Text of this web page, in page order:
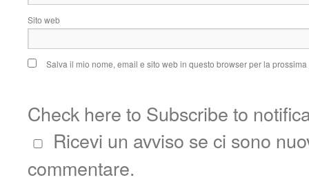
Sito web
Salva il mio nome, email e sito web in questo browser per la
Check here to Subscribe to
Ricevi un avviso se ci sono
commentare.